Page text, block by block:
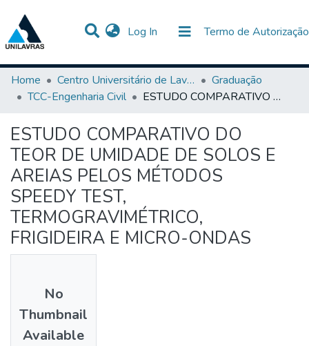
Log In (current) Termo de Autorização
Communities & Collections
Statistics
All of DSpace
Home
Centro Universitário de Lavras-UNILAVRAS
Graduação
TCC-Engenharia Civil
ESTUDO COMPARATIVO DO TEOR DE UMIDADE DE SOLOS E AREIAS PELOS MÉTODOS SPEEDY TEST, TERMOGRAVIMÉTRICO, FRIGIDEIRA E MICRO-ONDAS
ESTUDO COMPARATIVO DO
TEOR DE UMIDADE DE SOLOS E
AREIAS PELOS MÉTODOS
SPEEDY TEST,
TERMOGRAVIMÉTRICO,
FRIGIDEIRA E MICRO-ONDAS
No
Thumbnail
Available